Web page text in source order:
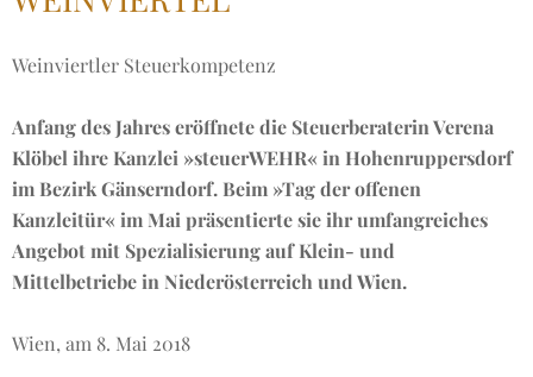
Weinviertler Steuerkompetenz
Anfang des Jahres eröffnete die Steuerberaterin Verena
Klöbel ihre Kanzlei »steuerWEHR« in Hohenruppersdorf
im Bezirk Gänserndorf. Beim »Tag der offenen
Kanzleitür« im Mai präsentierte sie ihr umfangreiches
Angebot mit Spezialisierung auf Klein- und
Mittelbetriebe in Niederösterreich und Wien.
Wien, am 8. Mai 2018